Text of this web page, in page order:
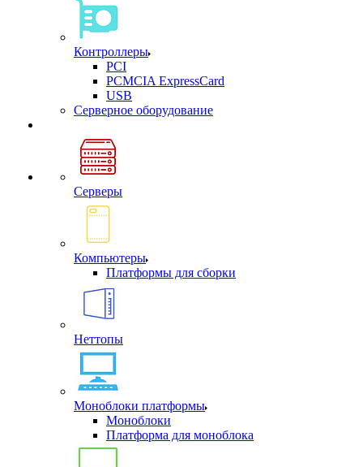
Контроллеры
PCI
PCMCIA ExpressCard
USB
Cерверное оборудование
Серверы
Компьютеры
Платформы для сборки
Неттопы
Моноблоки платформы
Моноблоки
Платформа для моноблока